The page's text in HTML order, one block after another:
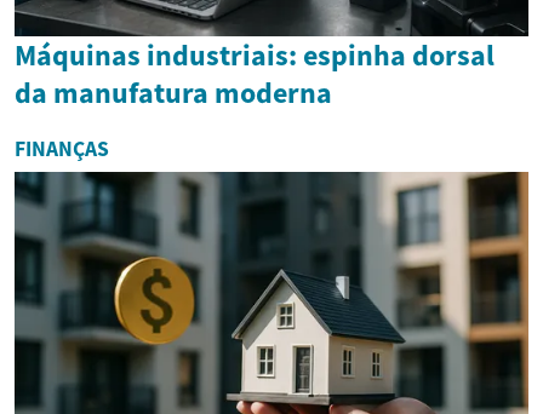
Máquinas industriais: espinha dorsal
da manufatura moderna
FINANÇAS